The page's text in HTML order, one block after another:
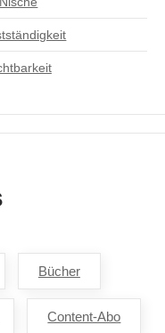
Bücher
Content-Abo